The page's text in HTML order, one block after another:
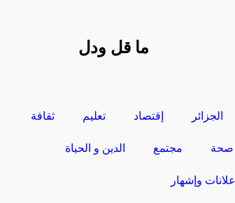
ما قل ودل
الجزائر إقتصاد تعليم ثقافة
صحة مجتمع الدين و الحياة
إعلانات وإشهار